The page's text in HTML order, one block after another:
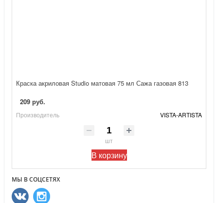
Краска акриловая Studio матовая 75 мл Сажа газовая 813
209 руб.
Производитель VISTA-ARTISTA
шт
В корзину
МЫ В СОЦСЕТЯХ